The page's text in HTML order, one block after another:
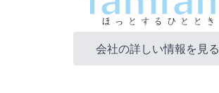
会社の詳しい情報を見る